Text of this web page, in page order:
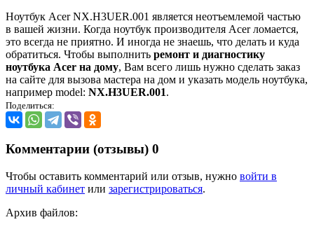
Ноутбук Acer NX.H3UER.001 является неотъемлемой частью
в вашей жизни. Когда ноутбук производителя Acer ломается,
это всегда не приятно. И иногда не знаешь, что делать и куда
обратиться. Чтобы выполнить ремонт и диагностику
ноутбука Acer на дому, Вам всего лишь нужно сделать заказ
на сайте для вызова мастера на дом и указать модель ноутбука,
например model: NX.H3UER.001.
Поделиться:
Комментарии (отзывы) 0
Чтобы оставить комментарий или отзыв, нужно войти в
личный кабинет или зарегистрироваться.
Архив файлов: